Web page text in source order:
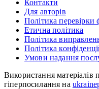
Контакти
Для авторів
Політика перевірки
Етична політика
Політика
Політика
Умови надання
Використання матеріалів
гіперпосилання на